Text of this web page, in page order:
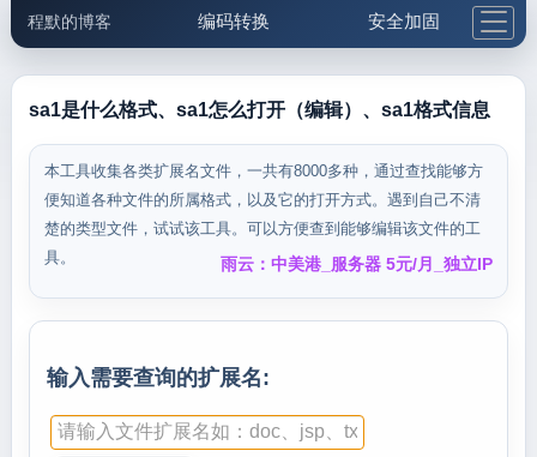
程默的博客 编码转换 安全加固
邮件工具 生活便民 更多工具
5.1支付宝大红包
sa1是什么格式、sa1怎么打开（编辑）、sa1格式信息
本工具收集各类扩展名文件，一共有8000多种，通过查找能够方
便知道各种文件的所属格式，以及它的打开方式。遇到自己不清
楚的类型文件，试试该工具。可以方便查到能够编辑该文件的工
具。
雨云：中美港_服务器 5元/月_独立IP
输入需要查询的扩展名: